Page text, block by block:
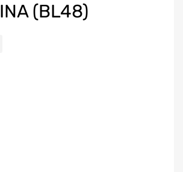
(BL48)